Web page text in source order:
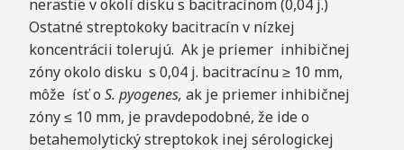
nerastie v okolí disku s bacitracínom (0,04 j.)
Ostatné streptokoky bacitracín v nízkej
koncentrácii tolerujú. Ak je priemer inhibičnej
zóny okolo disku s 0,04 j. bacitracínu ≥ 10 mm,
môže ísť o S. pyogenes, ak je priemer inhibičnej
zóny ≤ 10 mm, je pravdepodobné, že ide o
betahemolytický streptokok inej sérologickej